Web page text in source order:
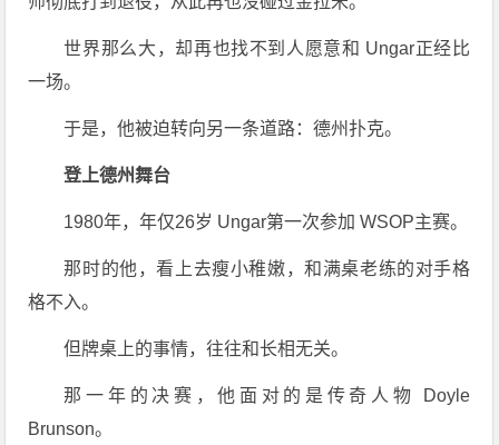
世界那么大，却再也找不到人愿意和 Ungar正经比
一场。
于是，他被迫转向另一条道路：德州扑克。
登上德州舞台
1980年，年仅26岁 Ungar第一次参加 WSOP主赛。
那时的他，看上去瘦小稚嫩，和满桌老练的对手格
格不入。
但牌桌上的事情，往往和长相无关。
那一年的决赛，他面对的是传奇人物 Doyle
Brunson。